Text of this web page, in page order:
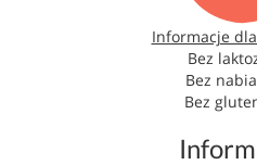
Informacje
Bez
Bez
Bez